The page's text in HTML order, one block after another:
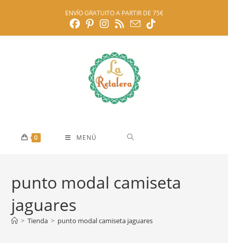
ENVÍO GRATUITO A PARTIR DE 75€
0 MENÚ
punto modal camiseta
jaguares
> Tienda > punto modal camiseta jaguares